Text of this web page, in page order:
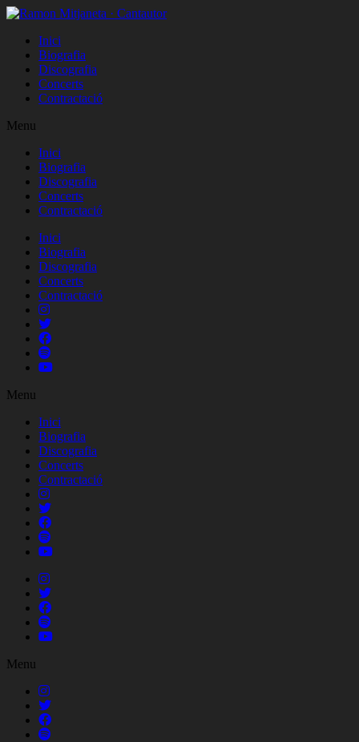
Inici
Biografia
Discografia
Concerts
Contractació
Menu
Inici
Biografia
Discografia
Concerts
Contractació
Inici
Biografia
Discografia
Concerts
Contractació
Menu
Inici
Biografia
Discografia
Concerts
Contractació
Menu